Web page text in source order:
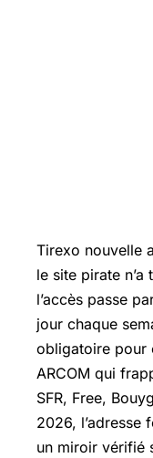
Tirexo nouvelle
le site pirate n’a
l’accès passe
jour chaque
obligatoire pour
ARCOM qui
SFR, Free,
2026, l’adresse
un miroir vérifié